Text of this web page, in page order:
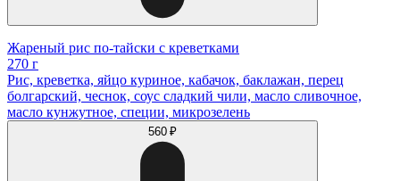
Жареный рис по-тайски с креветками
270 г
Рис, креветка, яйцо куриное, кабачок, баклажан, перец
болгарский, чеснок, соус сладкий чили, масло сливочное,
масло кунжутное, специи, микрозелень
560 ₽